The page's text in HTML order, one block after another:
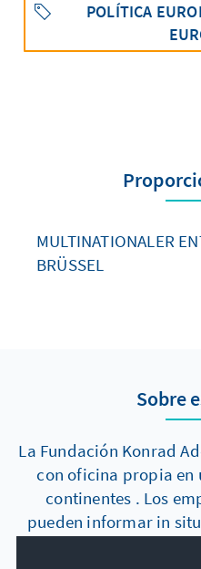
POLÍTICA
MULTINATIONALER
BRÜSSEL
Sobre
La Fundación Konrad
con oficina propia en
continentes . Los
pueden informar in